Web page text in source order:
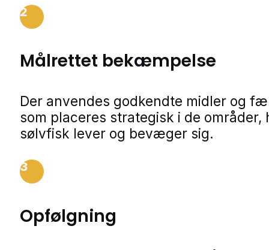
2
Målrettet bekæmpelse
Der anvendes godkendte midler og
som placeres strategisk i de områder,
sølvfisk lever og bevæger sig.
3
Opfølgning